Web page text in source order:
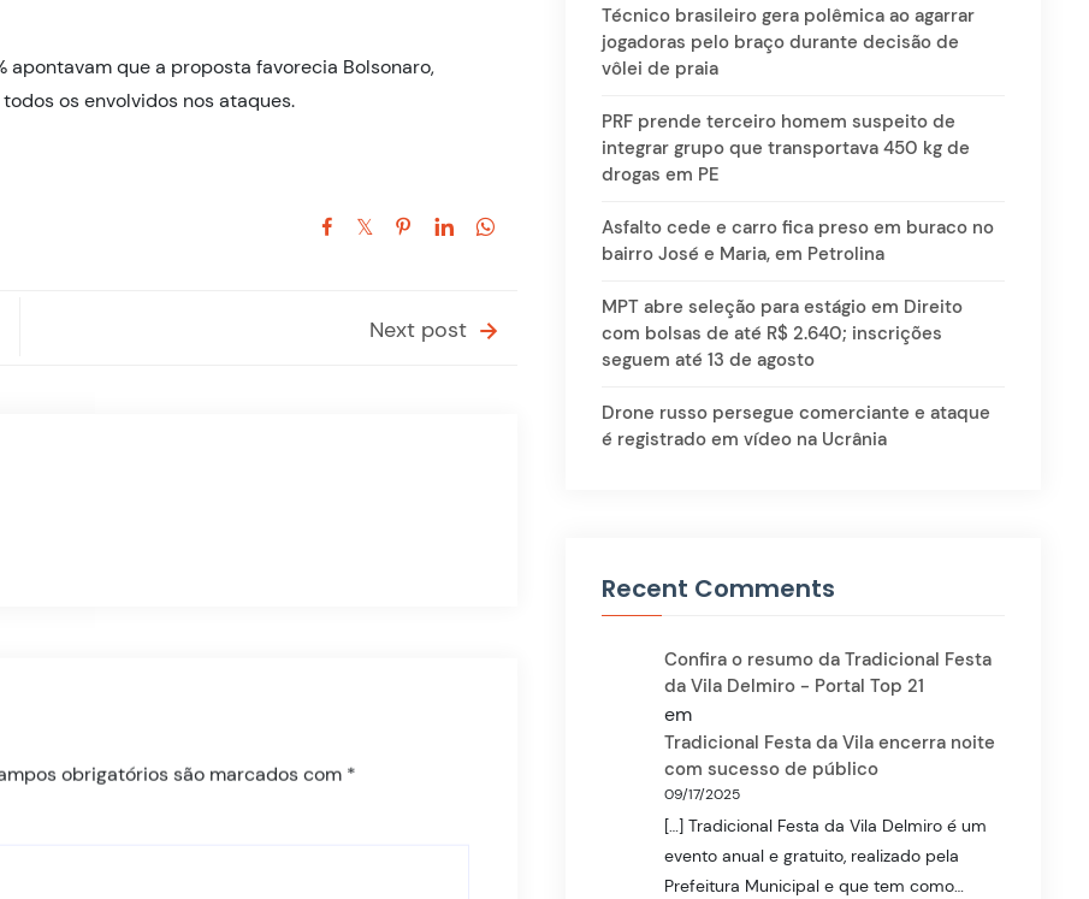
apontavam que a proposta favorecia Bolsonaro,
os envolvidos nos ataques.
Next post
obrigatórios são marcados com *
Técnico brasileiro gera polêmica ao agarrar
jogadoras pelo braço durante decisão de
vôlei de praia
PRF prende terceiro homem suspeito de
integrar grupo que transportava 450 kg de
drogas em PE
Asfalto cede e carro fica preso em buraco no
bairro José e Maria, em Petrolina
MPT abre seleção para estágio em Direito
com bolsas de até R$ 2.640; inscrições
seguem até 13 de agosto
Drone russo persegue comerciante e ataque
é registrado em vídeo na Ucrânia
Recent Comments
Confira o resumo da Tradicional Festa
da Vila Delmiro - Portal Top 21
em
Tradicional Festa da Vila encerra noite
com sucesso de público
09/17/2025
[…] Tradicional Festa da Vila Delmiro é um
evento anual e gratuito, realizado pela
Prefeitura Municipal e que tem como…